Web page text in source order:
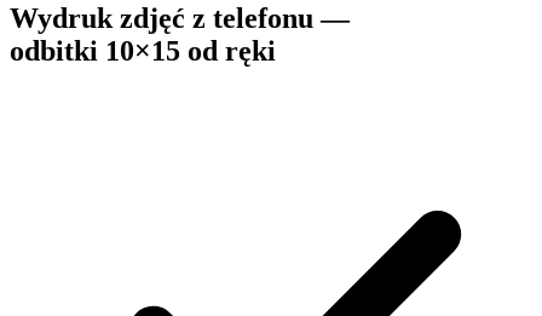
Wydruk zdjęć z telefonu —
odbitki 10×15 od ręki